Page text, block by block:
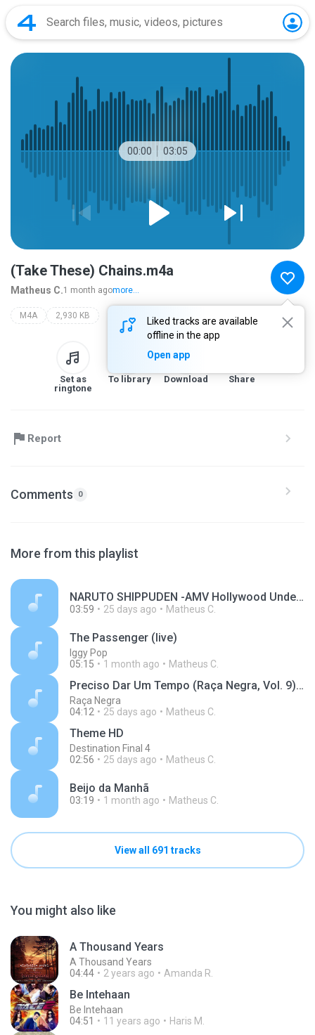
00:00 03:05
Liked tracks are available
offline in the app
Open app
(Take These) Chains.m4a
Matheus C.1 month agomore...
M4A 2,930 KB
Set as
ringtone
To library Download Share
Report
Comments 0
More from this playlist
NARUTO SHIPPUDEN -AMV Hollywood Undead_128k.ogg
03:59 25 days ago Matheus C.
The Passenger (live)
Iggy Pop
05:15
1 month ago Matheus C.
Preciso Dar Um Tempo (Raça Negra, Vol. 9) [Áudio Oficial]
Raça Negra
04:12
25 days ago Matheus C.
Theme HD
Destination Final 4
02:56
25 days ago Matheus C.
Beijo da Manhã
03:19 1 month ago Matheus C.
View all 691 tracks
You might also like
A Thousand Years
A Thousand Years
04:44
2 years ago Amanda R.
Be Intehaan
Be Intehaan
04:51
11 years ago Haris M.